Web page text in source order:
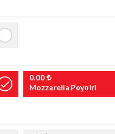
0.00
Mozzarella Peyniri